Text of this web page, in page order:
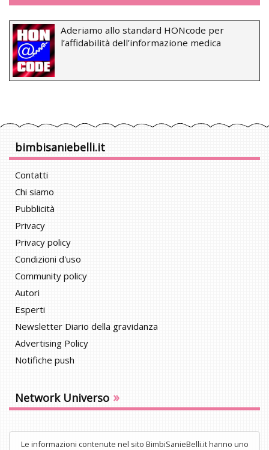
Aderiamo allo standard HONcode per
l’affidabilità dell’informazione medica
bimbisaniebelli.it
Contatti
Chi siamo
Pubblicità
Privacy
Privacy policy
Condizioni d'uso
Community policy
Autori
Esperti
Newsletter Diario della gravidanza
Advertising Policy
Notifiche push
Network Universo »
Le informazioni contenute nel sito BimbiSanieBelli.it hanno uno